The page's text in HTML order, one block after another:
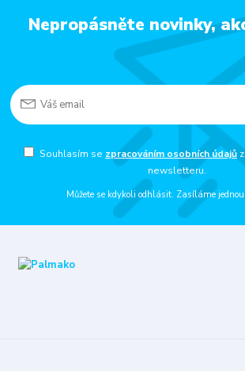
Nepropásněte novinky,
Souhlasím se zpracováním osobních údajů
newsletteru.
Můžete se kdykoli odhlásit. Zasíláme